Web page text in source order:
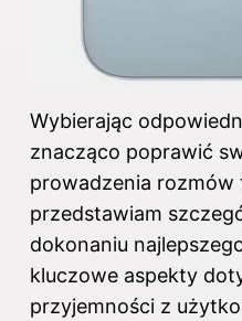
Wybierając
znacząco poprawić
prowadzenia rozmów
przedstawiam
dokonaniu
kluczowe aspekty
przyjemności z